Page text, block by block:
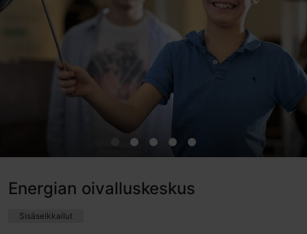
Energian oivalluskeskus
Sisäseikkailut